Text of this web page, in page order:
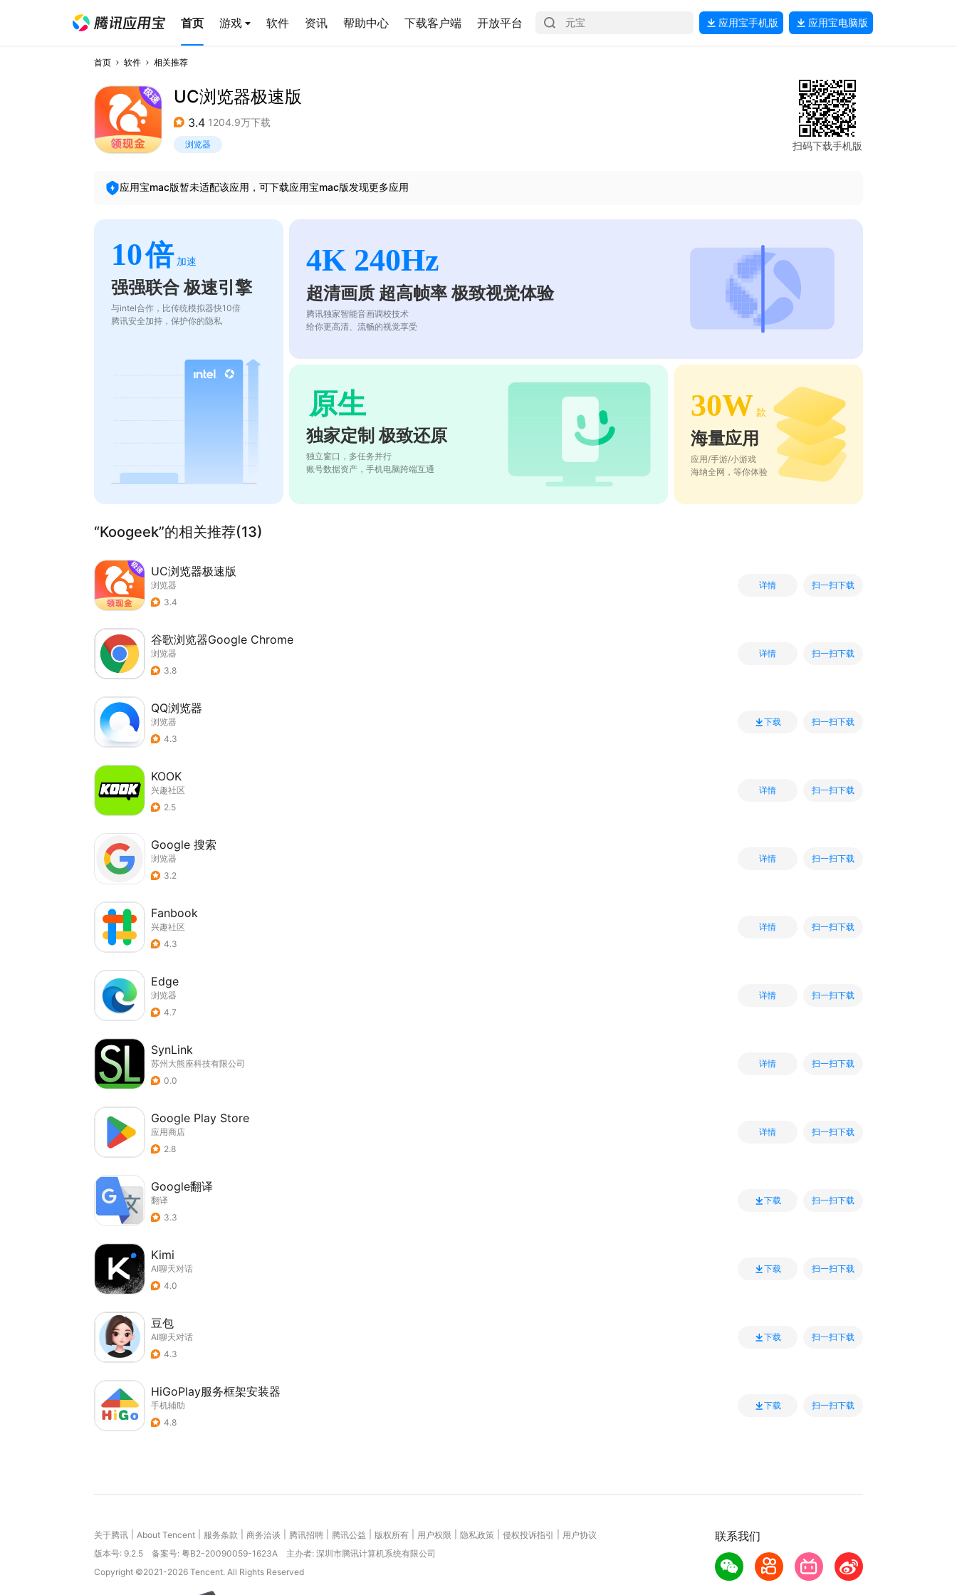
首页 游戏 软件 资讯 帮助中心 下载客户端 开放平台 应用宝手机版 应用宝电脑版
首页 软件 相关推荐
UC浏览器极速版
3.4 1204.9万下载
浏览器 扫码下载手机版
应用宝mac版暂未适配该应用，可下载应用宝mac版发现更多应用
10倍 加速
强强联合 极速引擎
与intel合作，比传统模拟器快10倍
腾讯安全加持，保护你的隐私
4K 240Hz
超清画质 超高帧率 极致视觉体验
腾讯独家智能音画调校技术
给你更高清、流畅的视觉享受
原生
独家定制 极致还原
独立窗口，多任务并行
账号数据资产，手机电脑跨端互通
30W 款
海量应用
应用/手游/小游戏
海纳全网，等你体验
“Koogeek”的相关推荐(13)
UC浏览器极速版
浏览器
3.4
详情 扫一扫下载
谷歌浏览器Google Chrome
浏览器
3.8
详情 扫一扫下载
QQ浏览器
浏览器
4.3
下载 扫一扫下载
KOOK
兴趣社区
2.5
详情 扫一扫下载
Google 搜索
浏览器
3.2
详情 扫一扫下载
Fanbook
兴趣社区
4.3
详情 扫一扫下载
Edge
浏览器
4.7
详情 扫一扫下载
SynLink
苏州大熊座科技有限公司
0.0
详情 扫一扫下载
Google Play Store
应用商店
2.8
详情 扫一扫下载
Google翻译
翻译
3.3
下载 扫一扫下载
Kimi
AI聊天对话
4.0
下载 扫一扫下载
豆包
AI聊天对话
4.3
下载 扫一扫下载
HiGoPlay服务框架安装器
手机辅助
4.8
下载 扫一扫下载
联系我们
关于腾讯 About Tencent 服务条款 商务洽谈 腾讯招聘 腾讯公益 版权所有 用户权限 隐私政策 侵权投诉指引
用户协议
版本号: 9.2.5 备案号: 粤B2-20090059-1623A
主办者: 深圳市腾讯计算机系统有限公司
Copyright ©2021-2026 Tencent. All Rights Reserved